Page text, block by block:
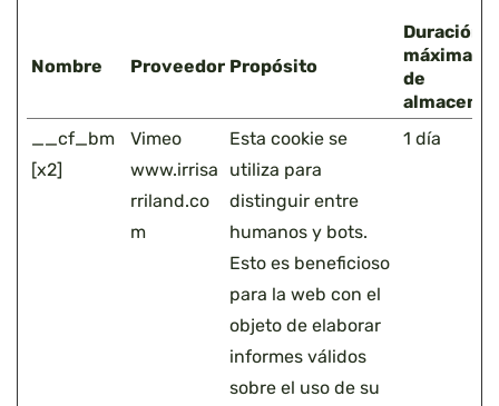
Nombre Proveedor Propósito
Duración
máxima
de
__cf_bm
[x2]
Vimeo
www.irrisa
rriland.co
m
Esta cookie se
utiliza para
distinguir entre
humanos y bots.
Esto es beneficioso
para la web con el
objeto de elaborar
informes válidos
sobre el uso de su
1 día